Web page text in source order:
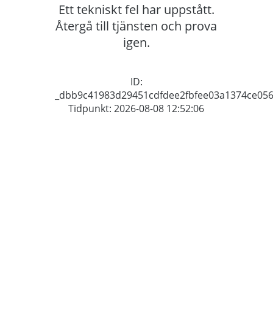
Ett tekniskt fel har uppstått.
Återgå till tjänsten och prova
igen.
ID:
_dbb9c41983d29451cdfdee2fbfee03a1374ce056
Tidpunkt: 2026-08-08 12:52:06